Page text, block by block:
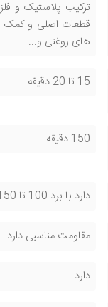
ترکیب پلاستیک و
قطعات اصلی و کمک
های روغنی و...
15 تا 20 دقیقه
150 دقیقه
دارد با برد 100 تا 150 متر
مقاومت مناسبی دارد
دارد